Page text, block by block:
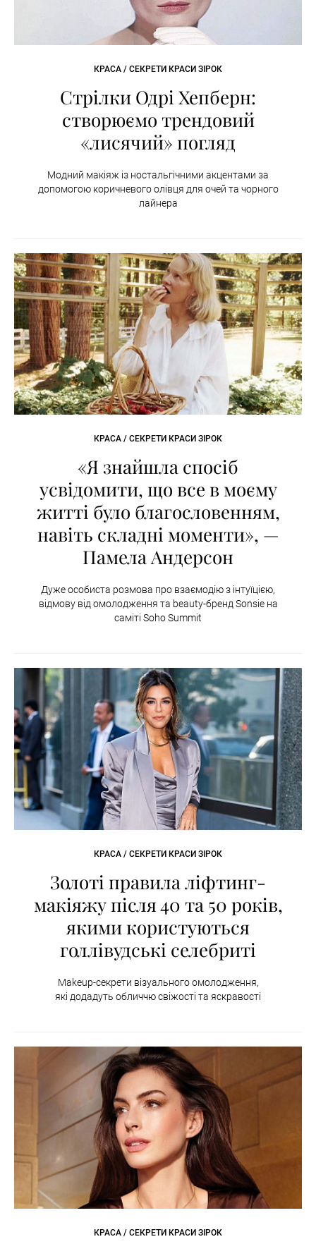
КРАСА / СЕКРЕТИ КРАСИ ЗІРОК
Стрілки Одрі Хепберн:
створюємо трендовий
«лисячий» погляд
Модний макіяж із ностальгічними акцентами за
допомогою коричневого олівця для очей та чорного
лайнера
КРАСА / СЕКРЕТИ КРАСИ ЗІРОК
«Я знайшла спосіб
усвідомити, що все в моєму
житті було благословенням,
навіть складні моменти», —
Памела Андерсон
Дуже особиста розмова про взаємодію з інтуїцією,
відмову від омолодження та beauty-бренд Sonsie на
саміті Soho Summit
КРАСА / СЕКРЕТИ КРАСИ ЗІРОК
Золоті правила ліфтинг-
макіяжу після 40 та 50 років,
якими користуються
голлівудські селебриті
Makeup-секрети візуального омолодження,
які додадуть обличчю свіжості та яскравості
КРАСА / СЕКРЕТИ КРАСИ ЗІРОК